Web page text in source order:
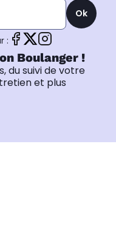
Ok
:
Boulanger !
du suivi de votre
et plus